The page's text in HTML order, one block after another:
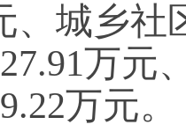
、城乡社
万元
万元。